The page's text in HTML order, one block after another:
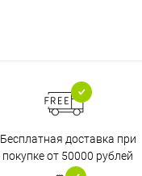
Бесплатная доставка при
покупке от 50000 рублей